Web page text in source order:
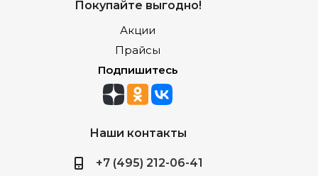
Покупайте выгодно!
Акции
Прайсы
Подпишитесь
Наши контакты
+7 (495) 212-06-41